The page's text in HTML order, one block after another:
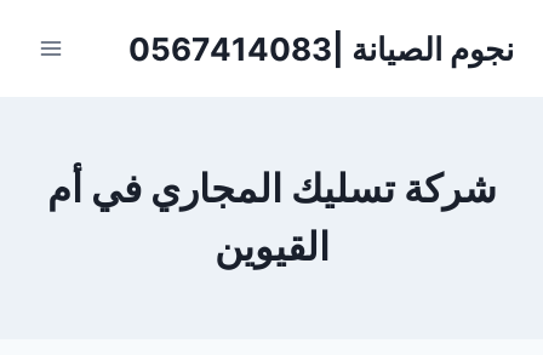
نجوم الصيانة |0567414083
شركة تسليك المجاري في أم
القيوين